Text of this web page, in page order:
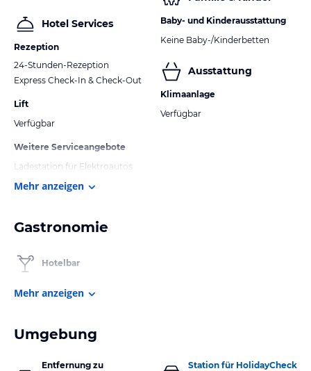
Hotel Services
Rezeption
24-Stunden-Rezeption
Express Check-In & Check-Out
Lift
Verfügbar
Weitere Serviceangebote
Ladestation für Elektroautos
Baby- und Kinderausstattung
Keine Baby-/Kinderbetten
Ausstattung
Klimaanlage
Verfügbar
Mehr anzeigen
Gastronomie
Hotelbar
Mehr anzeigen
Umgebung
Entfernung zu
Station für HolidayCheck